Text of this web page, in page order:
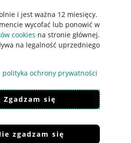
i jest ważna 12 miesięcy.
wycofać lub ponowić w
cookies na stronie głównej.
na legalność uprzedniego
polityka ochrony prywatności
Zgadzam się
zgadzam się
akceptacjęregulaminu